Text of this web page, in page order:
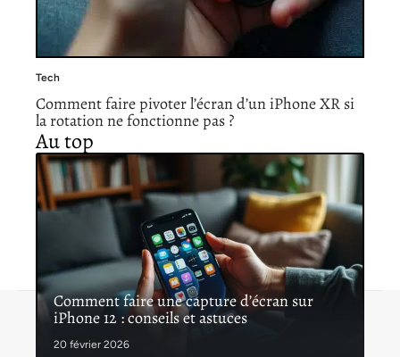
Tech
Comment faire pivoter l’écran d’un iPhone XR si
la rotation ne fonctionne pas ?
Au top
Comment faire une capture d’écran sur
iPhone 12 : conseils et astuces
20 février 2026© 2026 | lavieauquotidien.com
Contact Mentions légales Sitemap